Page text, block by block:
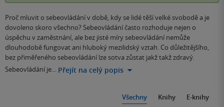
Proč mluvit o sebeovládání v době, kdy se lidé těší velké svobodě a je
dovoleno skoro všechno? Sebeovládání často rozhoduje nejen o
úspěchu v zaměstnání, ale bez jisté míry sebeovládání nemůže
dlouhodobě fungovat ani hluboký mezilidský vztah. Co důležitějšího,
bez přiměřeného sebeovládání lze sotva zůstat jakž takž zdravý.
Sebeovládání je… Přejít na celý popis
Všechny Knihy E-knihy